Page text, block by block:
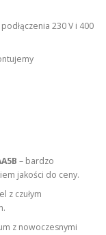
230 V i 400
– bardzo
jakości do ceny.
z czułym
z nowoczesnymi